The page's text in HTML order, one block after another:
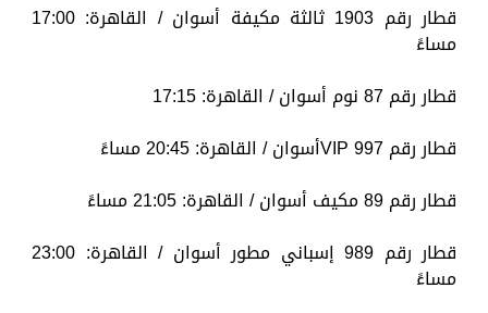
قطار رقم 1903 ثالثة مكيفة أسوان / القاهرة: 17:00
مساءً
قطار رقم 87 نوم أسوان / القاهرة: 17:15
قطار رقم 997 VIPأسوان / القاهرة: 20:45 مساءً
قطار رقم 89 مكيف أسوان / القاهرة: 21:05 مساءً
قطار رقم 989 إسباني مطور أسوان / القاهرة: 23:00
مساءً